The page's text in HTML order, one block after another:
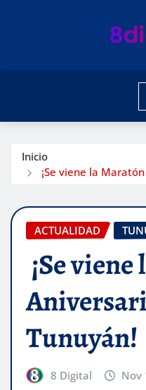
Inicio
¡Se viene la
ACTUALIDAD
¡Se
Tunuyán!
8 Digital Nov